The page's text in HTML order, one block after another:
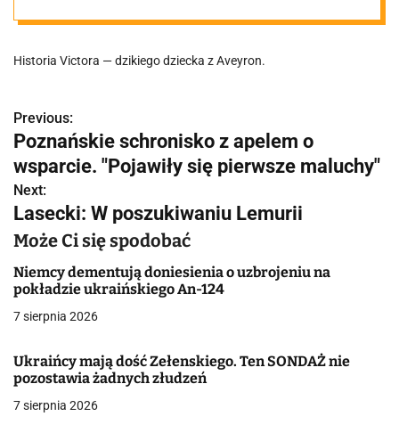
Historia Victora — dzikiego dziecka z Aveyron.
N
a
w
i
a
c
j
a
Previous:
Poznańskie schronisko z apelem o
wsparcie. "Pojawiły się pierwsze maluchy"
Next:
Lasecki: W poszukiwaniu Lemurii
Może Ci się spodobać
Niemcy dementują doniesienia o uzbrojeniu na
pokładzie ukraińskiego An-124
7 sierpnia 2026
Ukraińcy mają dość Zełenskiego. Ten SONDAŻ nie
pozostawia żadnych złudzeń
7 sierpnia 2026